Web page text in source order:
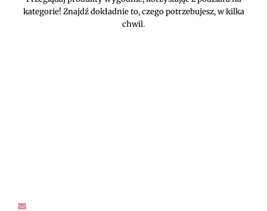
kategorie! Znajdź dokładnie to, czego potrzebujesz, w kilka
chwil.